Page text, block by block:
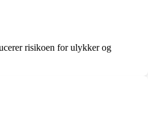
risikoen for ulykker og